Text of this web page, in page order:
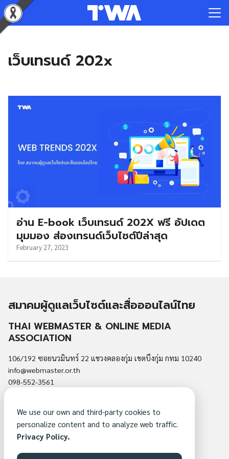
Skip
to
content
Search
เว็บเทรนด์ 202x
อ่าน E-book เว็บเทรนด์ 202X ฟรี อัปเดต
มุมมอง ส่องเทรนด์เว็บไซต์ปีล่าสุด
February 27, 2023
สมาคมผู้ดูแลเว็บไซต์และสื่อออนไลน์ไทย
THAI WEBMASTER & ONLINE MEDIA
ASSOCIATION
106/192 ซอยนวมินทร์ 22 แขวงคลองกุ่ม เขตบึงกุ่ม กทม 10240
info@webmaster.or.th
098-552-3561
สมัครสมาชิกสมาคม
ติดต่อสมาคม
We use our own and third-party cookies to
personalize content and to analyze web traffic.
Privacy Policy.